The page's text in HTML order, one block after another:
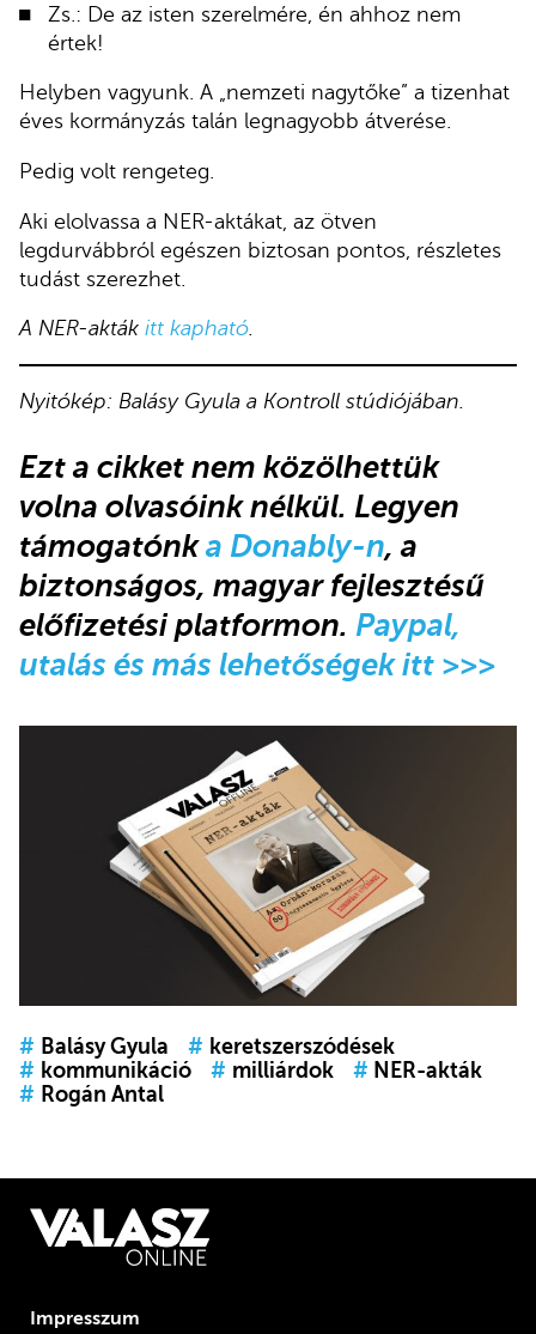
Zs.: De az isten szerelmére, én ahhoz nem
értek!
Helyben vagyunk. A „nemzeti nagytőke” a tizenhat
éves kormányzás talán legnagyobb átverése.
Pedig volt rengeteg.
Aki elolvassa a NER-aktákat, az ötven
legdurvábbról egészen biztosan pontos, részletes
tudást szerezhet.
A NER-akták itt kapható.
Nyitókép: Balásy Gyula a Kontroll stúdiójában.
Ezt a cikket nem közölhettük
volna olvasóink nélkül. Legyen
támogatónka Donably-n, a
biztonságos, magyar fejlesztésű
előfizetési platformon. Paypal,
utalás és más lehetőségek itt >>>
# Balásy Gyula # keretszerszódések
# kommunikáció # milliárdok # NER-akták
# Rogán Antal
Impresszum